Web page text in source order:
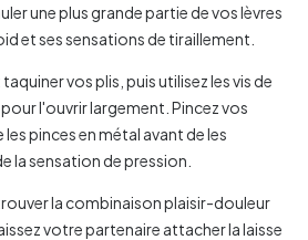
une plus grande partie de vos lèvres
et ses sensations de tiraillement.
vos plis, puis utilisez les vis de
l'ouvrir largement. Pincez vos
pinces en métal avant de les
la sensation de pression.
la combinaison plaisir-douleur
votre partenaire attacher la laisse